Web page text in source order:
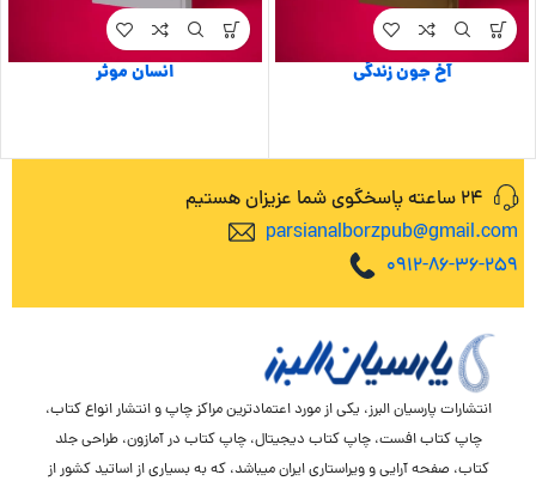
آخ جون زندگی انسان موثر
24 ساعته پاسخگوی شما عزیزان هستیم
parsianalborzpub@gmail.com
0912-86-36-259
انتشارات پارسیان البرز، یکی از مورد اعتمادترین مراکز چاپ و انتشار انواع کتاب،
چاپ کتاب افست، چاپ کتاب دیجیتال، چاپ کتاب در آمازون، طراحی جلد
کتاب، صفحه آرایی و ویراستاری ایران میباشد، که به بسیاری از اساتید کشور از